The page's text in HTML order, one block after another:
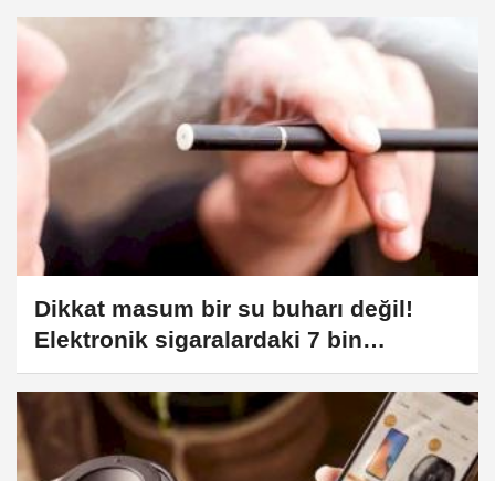
Dikkat masum bir su buharı değil!
Elektronik sigaralardaki 7 bin
kimyasal maddenin çoğu kansorejen!